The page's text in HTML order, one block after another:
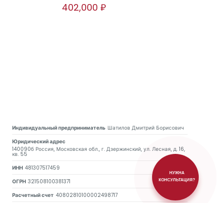
402,000₽
Индивидуальный предприниматель Шатилов Дмитрий Борисович
Юридический адрес
140090б Россия, Московская обл., г. Дзержинский, ул. Лесная, д. 16,
кв. 55
ИНН 481307517459
ОГРН 321508100381371
Расчетный счет 40802810100002498717
НУЖНА
КОНСУЛЬТАЦИЯ?